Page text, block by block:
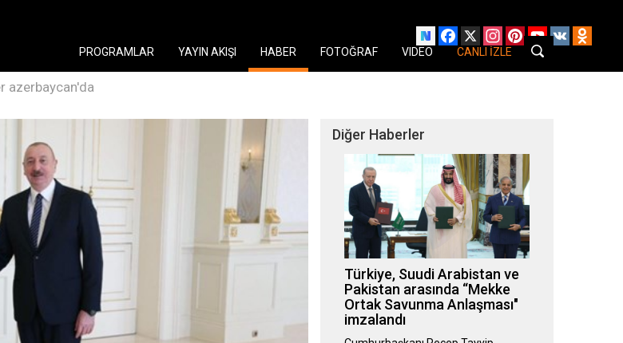
Facebook
X Instagram
PinterestYouTube
VK
PROGRAMLAR
YAYIN AKIŞI HABER FOTOĞRAF VIDEO CANLI İZLE
azerbaycan'da
Diğer Haberler
Türkiye, Suudi Arabistan ve
Pakistan arasında “Mekke
Ortak Savunma Anlaşması"
imzalandı